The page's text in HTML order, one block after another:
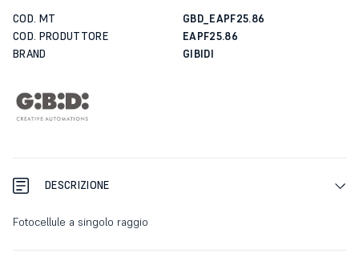
COD. MT
GBD_EAPF25.86
COD. PRODUTTORE
EAPF25.86
BRAND
GIBIDI
DESCRIZIONE
Fotocellule a singolo raggio